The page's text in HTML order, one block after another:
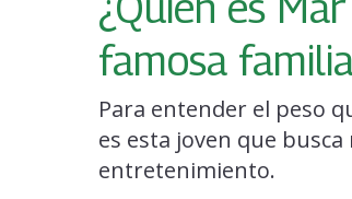
famosa
Para entender el peso
es esta joven que
entretenimiento.